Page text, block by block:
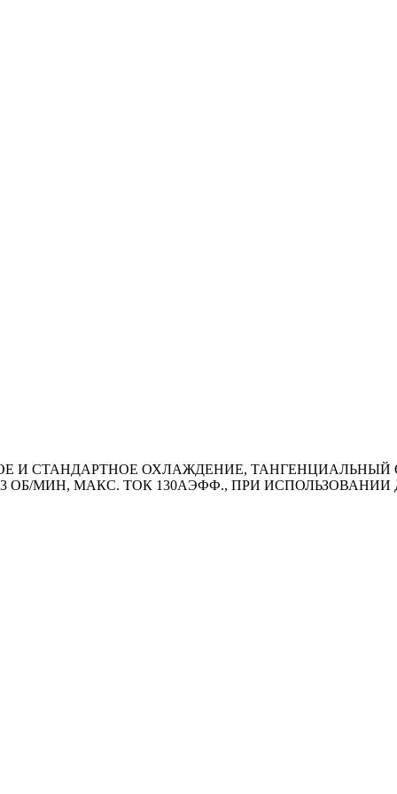
И СТАНДАРТНОЕ ОХЛАЖДЕНИЕ, ТАНГЕНЦИАЛЬНЫЙ
ОБ/MИН, МАКС. ТОК 130АЭФФ., ПРИ